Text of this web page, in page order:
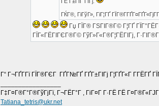
ГЌГ®, ГіГўГ», ГіГ¦ГҐ
Гџ ГЇГ® ГЅГІГ®Г© Г¦ГҐ
ГЇГ«ГЁГІГЄГ®Г© ГўГ»Г«Г®Г¦ГЁГІГј,
Г“ Г¬ГҐГ­Гї ГЇГ®ГЄГ ГҐГ№ГҐ ГҐГ±ГІГј Г¦ГҐГ«Г Г­ГЁГҐ
Г‡Г¤Г®Г°Г®ГўГјГї, Г¬ГЁГ°Г , ГіГ¤Г Г·ГЁ ГЁ
Tatiana_tetris@ukr.net